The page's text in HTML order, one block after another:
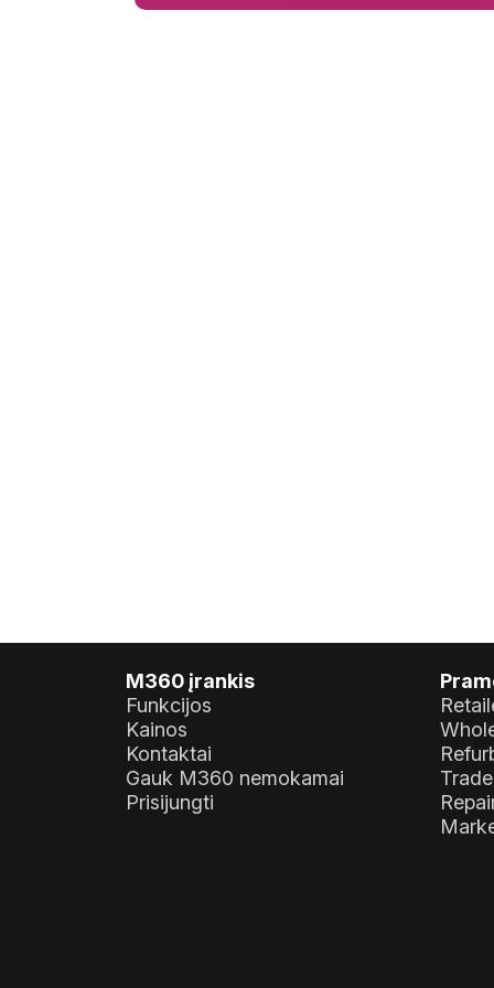
M360 įrankis
Funkcijos
Kainos
Kontaktai
Gauk M360 nemokamai
Prisijungti